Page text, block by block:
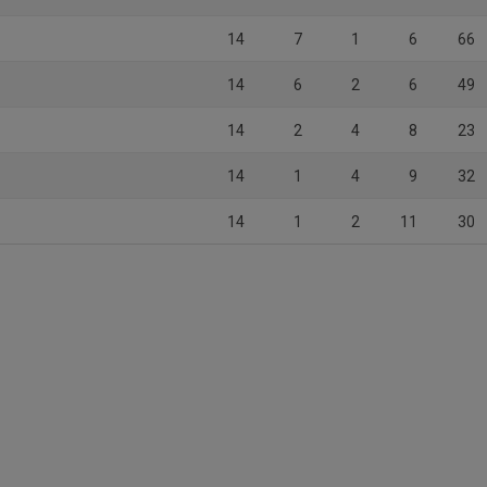
14 7 1 6 66
14 6 2 6 49
14 2 4 8 23
14 1 4 9 32
14 1 2 11 30